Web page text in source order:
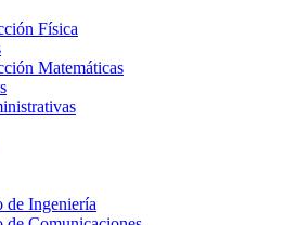
Física
Matemáticas
de Ingeniería